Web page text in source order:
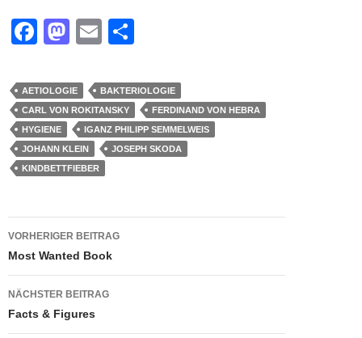
F
c
e
b
o
k
M
st
o
d
o
E
ail e
n
AETIOLOGIE
BAKTERIOLOGIE
CARL VON ROKITANSKY
FERDINAND VON HEBRA
HYGIENE
IGANZ PHILIPP SEMMELWEIS
JOHANN KLEIN
JOSEPH SKODA
KINDBETTFIEBER
Beitragsnavigation
VORHERIGER BEITRAG
Most Wanted Book
NÄCHSTER BEITRAG
Facts & Figures